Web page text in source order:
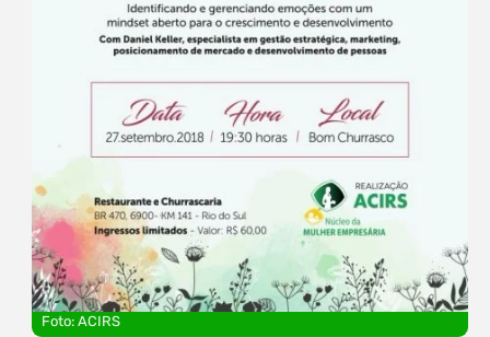
Foto: ACIRS